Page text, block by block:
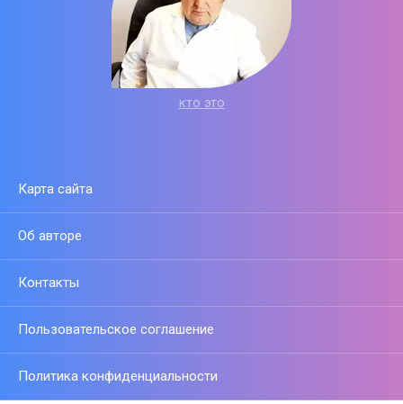
кто это
Карта сайта
Об авторе
Контакты
Пользовательское соглашение
Политика конфиденциальности